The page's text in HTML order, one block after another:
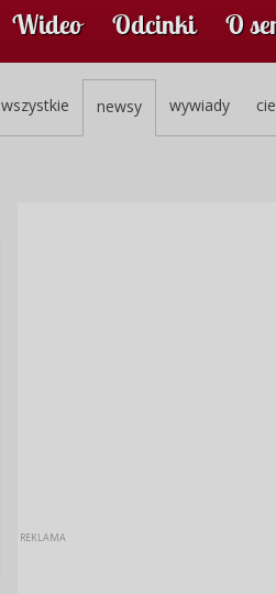
Wideo Odcinki O
wywiady
newsy
wszystkie